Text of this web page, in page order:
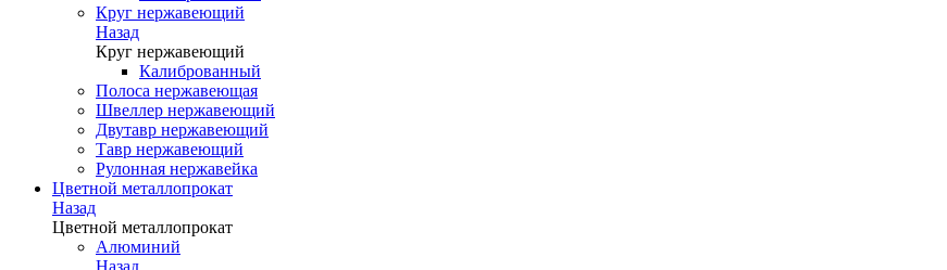
Круг нержавеющий
Назад
Круг нержавеющий
Калиброванный
Полоса нержавеющая
Швеллер нержавеющий
Двутавр нержавеющий
Тавр нержавеющий
Рулонная нержавейка
Цветной металлопрокат
Назад
Цветной металлопрокат
Алюминий
Назад